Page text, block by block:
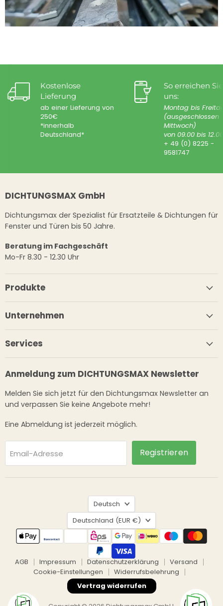
Kostenlose
Lieferung
ab einer Lieferung von
250€
*innerhalb
Deutschland*
So erreichen Sie
uns:
Montag bis
(ausgeschlossen
Mittwoch)
von 09.00 bis
+ 49 (0) 8225 -
9581747
DICHTUNGSMAX GmbH
Dichtungsmax der Spezialist für Ersatzteile & Dichtungen für
Fenster und Türen bis 50 Jahre.
Beratung im Fachgeschäft
Mo-Fr 8.30 - 12.30 Uhr
Produkte
Unternehmen
Services
Anmeldung zum DICHTUNGSMAX Newsletter
Melden Sie sich jetzt für den Dichtungsmax Newsletter an
und verpassen Sie keine Angebote mehr!
Eine Abmeldung ist jederzeit möglich.
Email-Adresse Registrieren
Sprache
Deutsch
Land
Deutschland (EUR €)
AGB Impressum Datenschutzerklärung
Versand
Cookie-Einstellungen
Widerrufsbelehrung
Vertrag widerrufen